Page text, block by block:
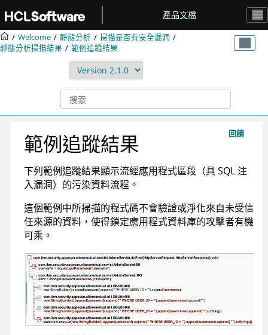
產品文檔
Welcome 靜態分析
掃描是否有安全漏洞
靜態分析掃描結果
範例追蹤結果
回饋
範例追蹤結果
下列範例追蹤結果顯示流經應用程式區段（具 SQL 注
入漏洞）的污染資料流程。
這個範例中所掃描的程式碼不會驗證或淨化來自未受信
任來源的資料，使得鎖定應用程式資料庫的攻擊者有機
可乘。